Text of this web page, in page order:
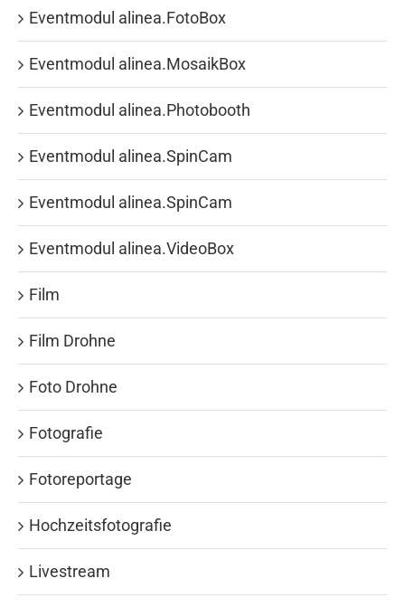
Eventmodul alinea.FotoBox
Eventmodul alinea.MosaikBox
Eventmodul alinea.Photobooth
Eventmodul alinea.SpinCam
Eventmodul alinea.SpinCam
Eventmodul alinea.VideoBox
Film
Film Drohne
Foto Drohne
Fotografie
Fotoreportage
Hochzeitsfotografie
Livestream